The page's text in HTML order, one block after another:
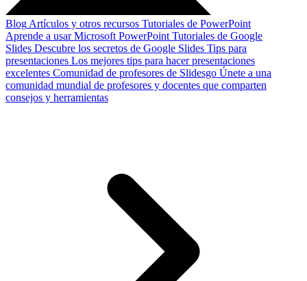
Blog Artículos y otros recursos Tutoriales de PowerPoint
Aprende a usar Microsoft PowerPoint Tutoriales de Google
Slides Descubre los secretos de Google Slides Tips para
presentaciones Los mejores tips para hacer presentaciones
excelentes Comunidad de profesores de Slidesgo Únete a una
comunidad mundial de profesores y docentes que comparten
consejos y herramientas